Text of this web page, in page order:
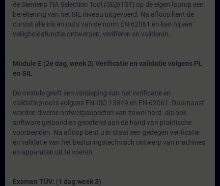
de Siemens TIA Selection Tool (SE@TST) op de eigen laptop een
berekening van het SIL niveau uitgevoerd. Na afloop kent de
cursist alle in's en outs van de norm EN 62061 en kan hij een
veiligheidsfunctie ontwerpen, verifiëren en valideren.
Module E (2e dag, week 2) Verificatie en validatie volgens PL
en SIL
De module geeft een verdieping van het verificatie en
validatieproces volgens EN-ISO 13849 en EN 62061. Daarnaast
worden diverse ontwerpaspecten van zowel hard- als ook
software getoond en geoefend aan de hand van praktische
voorbeelden. Na afloop bent u in staat een gedegen verificatie
en validatie van het besturingstechnisch ontwerp van machines
en apparaten uit te voeren.
Examen TÜV: (1 dag week 3)